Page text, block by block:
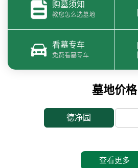
购墓须知
教您怎么选墓地
看墓专车
免费看墓专车
墓地价格
德净园
查看更多